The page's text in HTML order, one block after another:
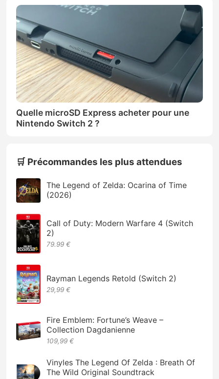
Quelle microSD Express acheter pour une
Nintendo Switch 2 ?
🛒 Précommandes les plus attendues
The Legend of Zelda: Ocarina of Time
(2026)
Call of Duty: Modern Warfare 4 (Switch
2)
79.99 €
Rayman Legends Retold (Switch 2)
29,99 €
Fire Emblem: Fortune’s Weave –
Collection Dagdanienne
109,99 €
Vinyles The Legend Of Zelda : Breath Of
The Wild Original Soundtrack